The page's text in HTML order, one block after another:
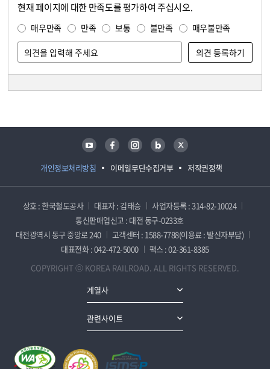
현재 페이지에 대한 만족도를 평가하여 주십시오.
매우만족 만족 보통 불만족 매우불만족
개인정보처리방침 이메일무단수집거부 저작권정책
유튜브 페이스북 인스타그램 블로그 트위터
상호 : 한국철도공사 대표자 : 김태승
사업자등록 : 314-82-10024
통신판매업신고 : 대전 동구-0233호
대전광역시 동구 중앙로 240
고객센터 : 1588-7788(이용료 : 발신자부담)
대표전화 : 042-472-5000
팩스 : 02-361-8385
COPYRIGHT ⓒ KOREA RAILROAD. ALL RIGHTS RESERVED.
계열사
관련사이트